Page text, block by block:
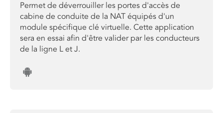
Permet de déverrouiller les portes d'accès de
cabine de conduite de la NAT équipés d'un
module spécifique clé virtuelle. Cette application
sera en essai afin d'être valider par les conducteurs
de la ligne L et J.